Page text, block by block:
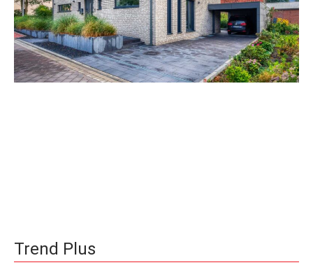
Trend Plus